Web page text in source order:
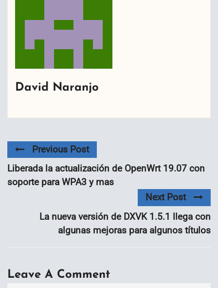
David Naranjo
Previous Post
Liberada la actualización de OpenWrt 19.07 con
soporte para WPA3 y mas
Next Post
La nueva versión de DXVK 1.5.1 llega con
algunas mejoras para algunos títulos
Leave A Comment